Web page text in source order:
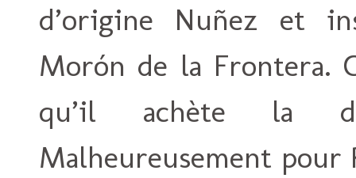
d’origine Nuñez et
Morón de la Frontera.
qu’il achète la
Malheureusement pour